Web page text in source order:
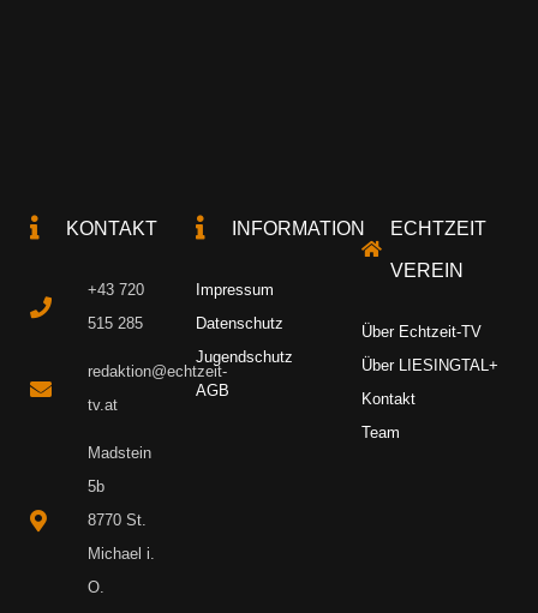
KONTAKT
+43 720
515 285
redaktion@echtzeit-
tv.at
Madstein
5b
8770 St.
Michael i.
O.
INFORMATION
Impressum
Datenschutz
Jugendschutz
AGB
ECHTZEIT
VEREIN
Über Echtzeit-TV
Über LIESINGTAL+
Kontakt
Team